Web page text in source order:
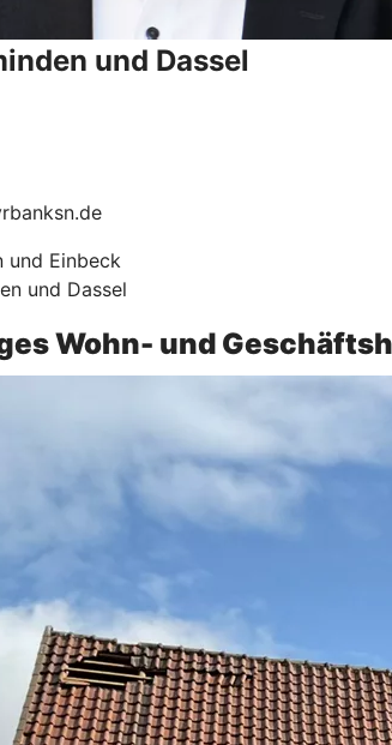
und Dassel
und Einbeck
und Dassel
Wohn- und